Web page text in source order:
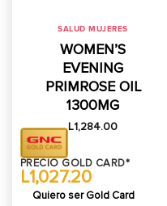
SALUD MUJERES
WOMEN’S
EVENING
PRIMROSE OIL
1300MG
L1,284.00
PRECIO GOLD CARD*
L1,027.20
Quiero ser Gold Card